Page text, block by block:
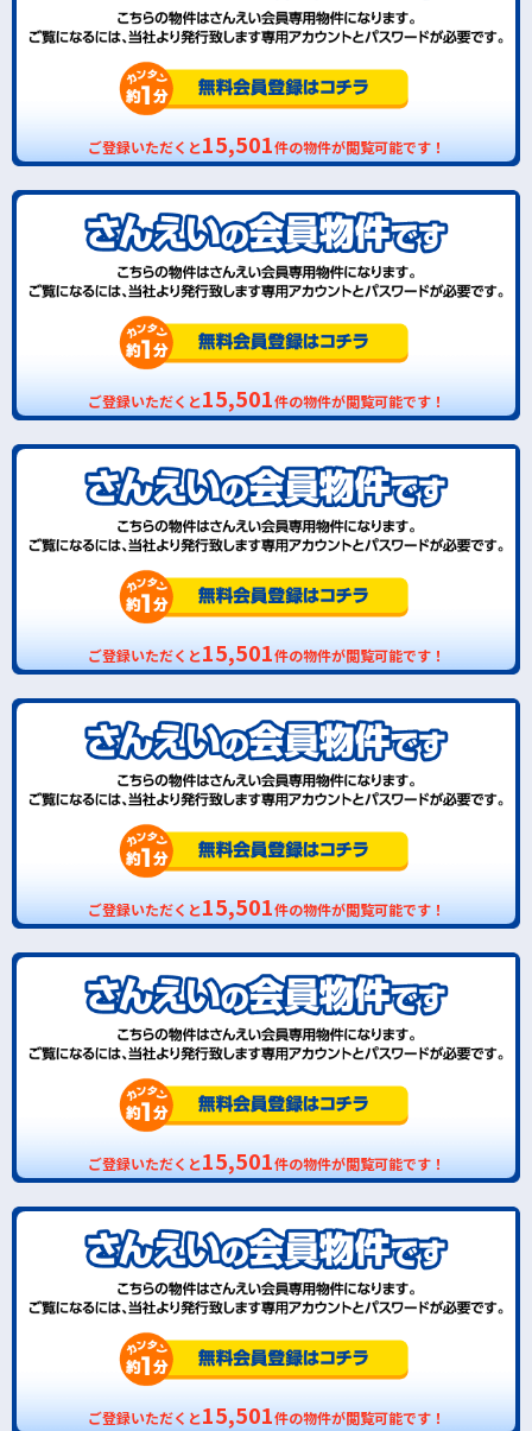
ご登録いただくと15,501件の物件が閲覧可能です！
ご登録いただくと15,501件の物件が閲覧可能です！
ご登録いただくと15,501件の物件が閲覧可能です！
ご登録いただくと15,501件の物件が閲覧可能です！
ご登録いただくと15,501件の物件が閲覧可能です！
ご登録いただくと15,501件の物件が閲覧可能です！